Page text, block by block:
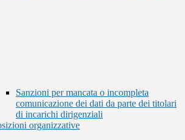
Sanzioni per mancata o incompleta
comunicazione dei dati da parte dei titolari
di incarichi dirigenziali
organizzative